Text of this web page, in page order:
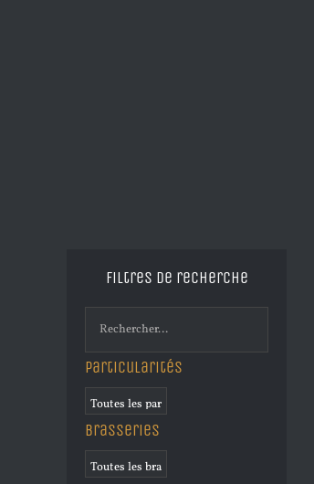
Filtres de recherche
Particularités
Brasseries